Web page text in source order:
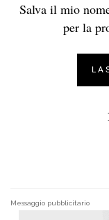
Salva il mio
per la
Messaggio pubblicitario